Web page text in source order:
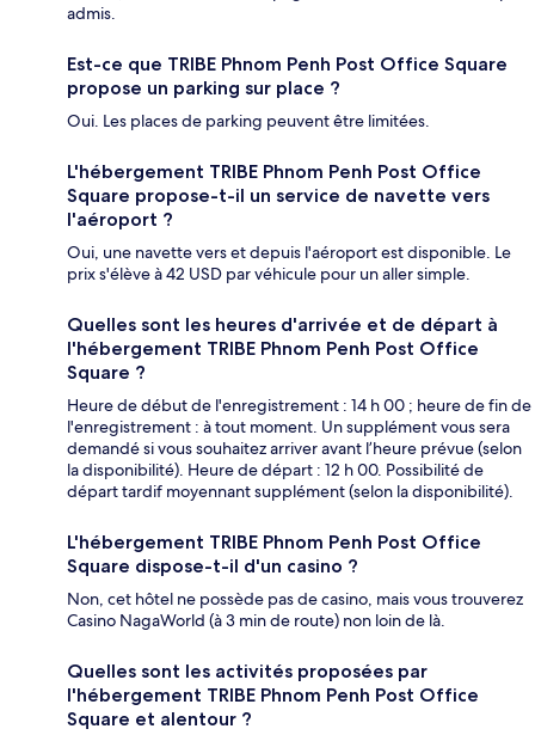
admis.
Est-ce que TRIBE Phnom Penh Post Office Square
propose un parking sur place ?
Oui. Les places de parking peuvent être limitées.
L'hébergement TRIBE Phnom Penh Post Office
Square propose-t-il un service de navette vers
l'aéroport ?
Oui, une navette vers et depuis l'aéroport est disponible. Le
prix s'élève à 42 USD par véhicule pour un aller simple.
Quelles sont les heures d'arrivée et de départ à
l'hébergement TRIBE Phnom Penh Post Office
Square ?
Heure de début de l'enregistrement : 14 h 00 ; heure de fin de
l'enregistrement : à tout moment. Un supplément vous sera
demandé si vous souhaitez arriver avant l’heure prévue (selon
la disponibilité). Heure de départ : 12 h 00. Possibilité de
départ tardif moyennant supplément (selon la disponibilité).
L'hébergement TRIBE Phnom Penh Post Office
Square dispose-t-il d'un casino ?
Non, cet hôtel ne possède pas de casino, mais vous trouverez
Casino NagaWorld (à 3 min de route) non loin de là.
Quelles sont les activités proposées par
l'hébergement TRIBE Phnom Penh Post Office
Square et alentour ?